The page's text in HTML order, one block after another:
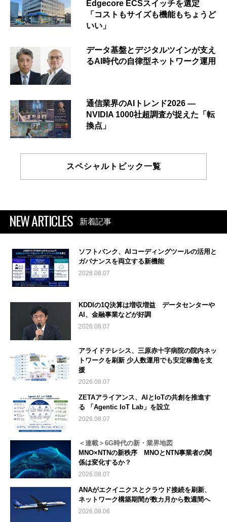
Edgecore ECSスイッチを選定
「コストもサイズも機能もちょうど
いい」
データ基盤とデジタルツインが支え
るAI時代の自律型ネットワーク運用
通信業界のAIトレンド2026 ―
NVIDIA 1000社超調査が捉えた「転
換点」
スペシャルトピック一覧
NEW ARTICLES 新着記事
ソフトバンク、AIコーディングツールの活用と
ガバナンスを両立する新機能
2026.08.07
KDDIの1Q決算は増収増益 データセンターや
AI、金融事業などが好調
2026.08.07
アライドテレシス、三原赤十字病院の院内ネッ
トワークを刷新 少人数運用でも安定稼働を支
援
2026.08.07
ZETAアライアンス、AIとIoTの共創を推進す
る 「Agentic IoT Lab」を設立
2026.08.07
＜連載＞6G時代の新・業界地図
MNO×NTNの新秩序 MNOとNTN事業者の関
係は変化するか？
2026.08.07
ANAがエクイニクスとクラウド接続を刷新、
ネットワーク構築期間が数カ月から数週間へ
2026.08.06